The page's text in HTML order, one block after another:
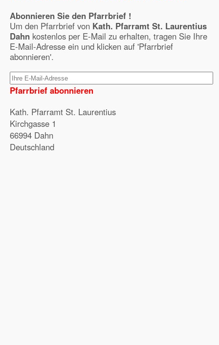
Abonnieren Sie den Pfarrbrief !
Um den Pfarrbrief von Kath. Pfarramt St. Laurentius
Dahn kostenlos per E-Mail zu erhalten, tragen Sie Ihre
E-Mail-Adresse ein und klicken auf 'Pfarrbrief
abonnieren'.
Pfarrbrief abonnieren
Kath. Pfarramt St. Laurentius
Kirchgasse 1
66994 Dahn
Deutschland